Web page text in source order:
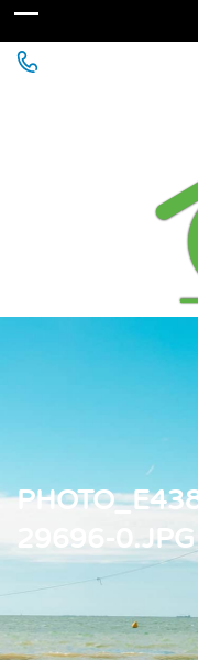
29696-0.JPG